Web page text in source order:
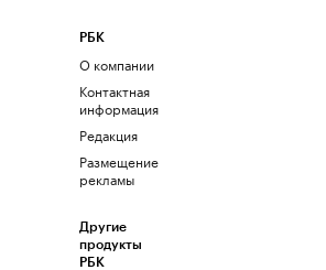
РБК
О компании
Контактная
информация
Редакция
Размещение
рекламы
Другие
продукты
РБК